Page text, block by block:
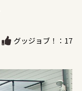
グッジョブ！：17